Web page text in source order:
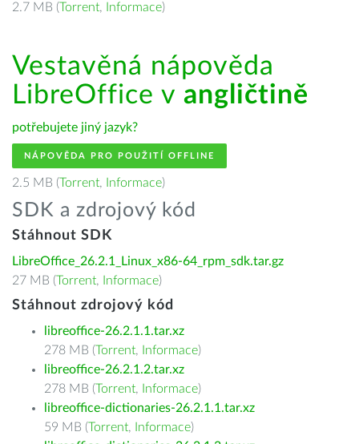
2.7 MB (Torrent, Informace)
Vestavěná nápověda
LibreOffice v angličtině
potřebujete jiný jazyk?
NÁPOVĚDA PRO POUŽITÍ OFFLINE
2.5 MB (Torrent, Informace)
SDK a zdrojový kód
Stáhnout SDK
LibreOffice_26.2.1_Linux_x86-64_rpm_sdk.tar.gz
27 MB (Torrent, Informace)
Stáhnout zdrojový kód
libreoffice-26.2.1.1.tar.xz
278 MB (Torrent, Informace)
libreoffice-26.2.1.2.tar.xz
278 MB (Torrent, Informace)
libreoffice-dictionaries-26.2.1.1.tar.xz
59 MB (Torrent, Informace)